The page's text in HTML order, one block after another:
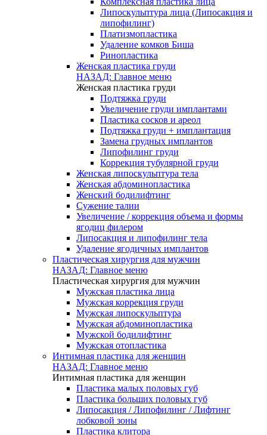
Липоскульптура лица (Липосакция и
липофилинг)
Платизмопластика
Удаление комков Биша
Ринопластика
Женская пластика груди
НАЗАД: Главное меню
Женская пластика груди
Подтяжка груди
Увеличение груди имплантами
Пластика сосков и ареол
Подтяжка груди + имплантация
Замена грудных имплантов
Липофилинг груди
Коррекция тубулярной груди
Женская липоскульптура тела
Женская абдоминопластика
Женский бодилифтинг
Сужение талии
Увеличение / коррекция объема и формы
ягодиц филером
Липосакция и липофилинг тела
Удаление ягодичных имплантов
Пластическая хирургия для мужчин
НАЗАД: Главное меню
Пластическая хирургия для мужчин
Мужская пластика лица
Мужская коррекция груди
Мужская липоскульптура
Мужская абдоминопластика
Мужской бодилифтинг
Мужская отопластика
Интимная пластика для женщин
НАЗАД: Главное меню
Интимная пластика для женщин
Пластика малых половых губ
Пластика больших половых губ
Липосакция / Липофилинг / Лифтинг
лобковой зоны
Пластика клитора